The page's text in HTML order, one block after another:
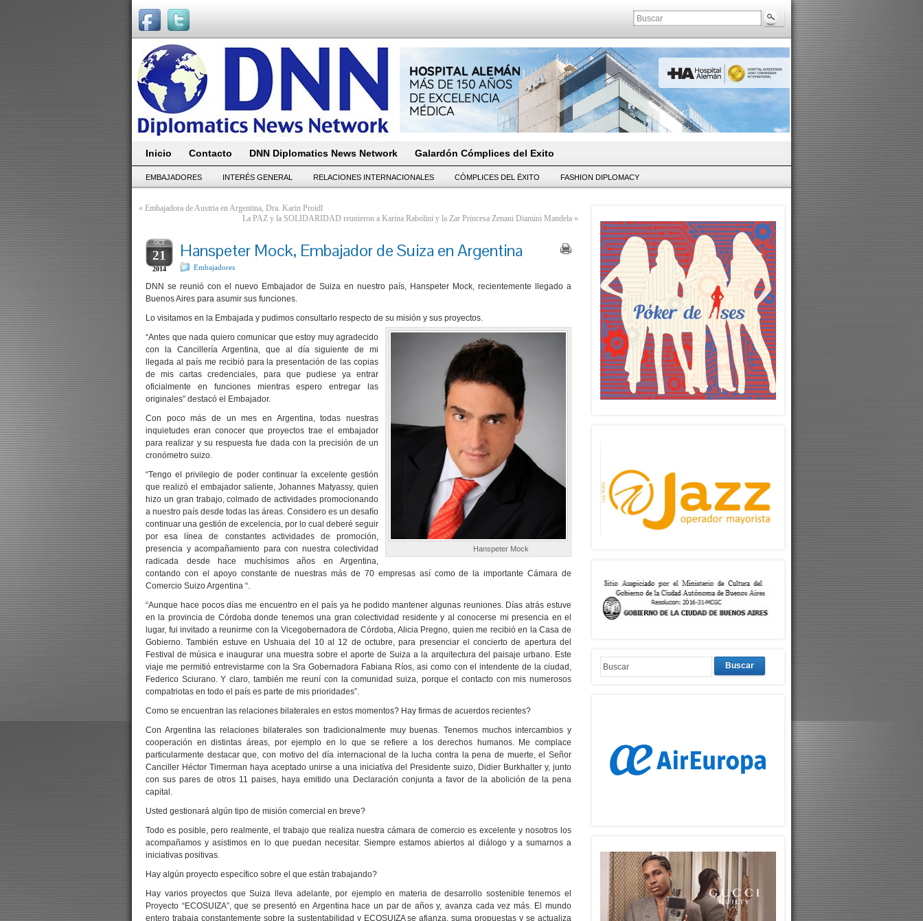
Inicio Contacto DNN Diplomatics News Network Galardón Cómplices del Exito
EMBAJADORES INTERÉS GENERAL RELACIONES INTERNACIONALES CÓMPLICES DEL ËXITO FASHION DIPLOMACY
« Embajadora de Austria en Argentina, Dra. Karin Proidl
La PAZ y la SOLIDARIDAD reunieron a Karina Rabolini y la Zar Princesa Zenani Diamini Mandela »
OCT
21
2014
Hanspeter Mock, Embajador de Suiza en Argentina
Embajadores
DNN se reunió con el nuevo Embajador de Suiza en nuestro país, Hanspeter Mock, recientemente llegado a
Buenos Aires para asumir sus funciones.
Lo visitamos en la Embajada y pudimos consultarlo respecto de su misión y sus proyectos.
Hanspeter Mock
“Antes que nada quiero comunicar que estoy muy agradecido
con la Cancillería Argentina, que al día siguiente de mi
llegada al país me recibió para la presentación de las copias
de mis cartas credenciales, para que pudiese ya entrar
oficialmente en funciones mientras espero entregar las
originales” destacó el Embajador.
Con poco más de un mes en Argentina, todas nuestras
inquietudes eran conocer que proyectos trae el embajador
para realizar y su respuesta fue dada con la precisión de un
cronómetro suizo.
“Tengo el privilegio de poder continuar la excelente gestión
que realizó el embajador saliente, Johannes Matyassy, quien
hizo un gran trabajo, colmado de actividades promocionando
a nuestro país desde todas las áreas. Considero es un desafío
continuar una gestión de excelencia, por lo cual deberé seguir
por esa línea de constantes actividades de promoción,
presencia y acompañamiento para con nuestra colectividad
radicada desde hace muchísimos años en Argentina,
contando con el apoyo constante de nuestras más de 70 empresas así como de la importante Cámara de
Comercio Suizo Argentina “.
“Aunque hace pocos días me encuentro en el país ya he podido mantener algunas reuniones. Días atrás estuve
en la provincia de Córdoba donde tenemos una gran colectividad residente y al conocerse mi presencia en el
lugar, fui invitado a reunirme con la Vicegobernadora de Córdoba, Alicia Pregno, quien me recibió en la Casa de
Gobierno. También estuve en Ushuaia del 10 al 12 de octubre, para presenciar el concierto de apertura del
Festival de música e inaugurar una muestra sobre el aporte de Suiza a la arquitectura del paisaje urbano. Este
viaje me permitió entrevistarme con la Sra Gobernadora Fabiana Ríos, asi como con el intendente de la ciudad,
Federico Sciurano. Y claro, también me reuní con la comunidad suiza, porque el contacto con mis numerosos
compatriotas en todo el país es parte de mis prioridades”.
Como se encuentran las relaciones bilaterales en estos momentos? Hay firmas de acuerdos recientes?
Con Argentina las relaciones bilaterales son tradicionalmente muy buenas. Tenemos muchos intercambios y
cooperación en distintas áreas, por ejemplo en lo que se refiere a los derechos humanos. Me complace
particularmente destacar que, con motivo del día internacional de la lucha contra la pena de muerte, el Señor
Canciller Héctor Timerman haya aceptado unirse a una iniciatíva del Presidente suizo, Didier Burkhalter y, junto
con sus pares de otros 11 paises, haya emitido una Declaración conjunta a favor de la abolición de la pena
capital.
Usted gestionará algún tipo de misión comercial en breve?
Todo es posible, pero realmente, el trabajo que realiza nuestra cámara de comercio es excelente y nosotros los
acompañamos y asistimos en lo que puedan necesitar. Siempre estamos abiertos al diálogo y a sumarnos a
iniciativas positivas.
Hay algún proyecto específico sobre el que están trabajando?
Hay varios proyectos que Suiza lleva adelante, por ejemplo en materia de desarrollo sostenible tenemos el
Proyecto “ECOSUIZA”, que se presentó en Argentina hace un par de años y, avanza cada vez más. El mundo
entero trabaja constantemente sobre la sustentabilidad y ECOSUIZA se afianza, suma propuestas y se actualiza
Buscar